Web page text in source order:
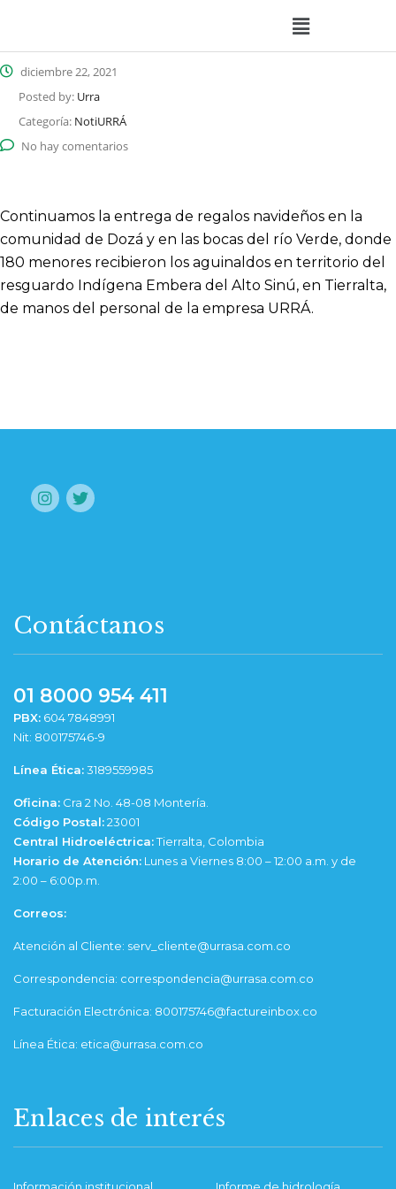
diciembre 22, 2021
Posted by: Urra
Categoría: NotiURRÁ
No hay comentarios
Continuamos la entrega de regalos navideños en la
comunidad de Dozá y en las bocas del río Verde, donde
180 menores recibieron los aguinaldos en territorio del
resguardo Indígena Embera del Alto Sinú, en Tierralta,
de manos del personal de la empresa URRÁ.
Contáctanos
01 8000 954 411
PBX: 604 7848991
Nit: 800175746-9
Línea Ética:3189559985
Oficina: Cra 2 No. 48-08 Montería.
Código Postal:23001
Central Hidroeléctrica:Tierralta, Colombia
Horario de Atención: Lunes a Viernes 8:00 – 12:00 a.m. y de
2:00 – 6:00p.m.
Correos:
Atención al Cliente: serv_cliente@urrasa.com.co
Correspondencia: correspondencia@urrasa.com.co
Facturación Electrónica: 800175746@factureinbox.co
Línea Ética: etica@urrasa.com.co
Enlaces de interés